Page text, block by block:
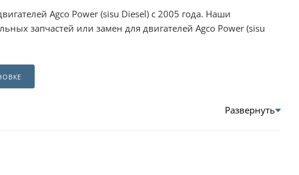
Agco Power (sisu Diesel) с 2005 года. Наши
запчастей или замен для двигателей Agco Power (sisu